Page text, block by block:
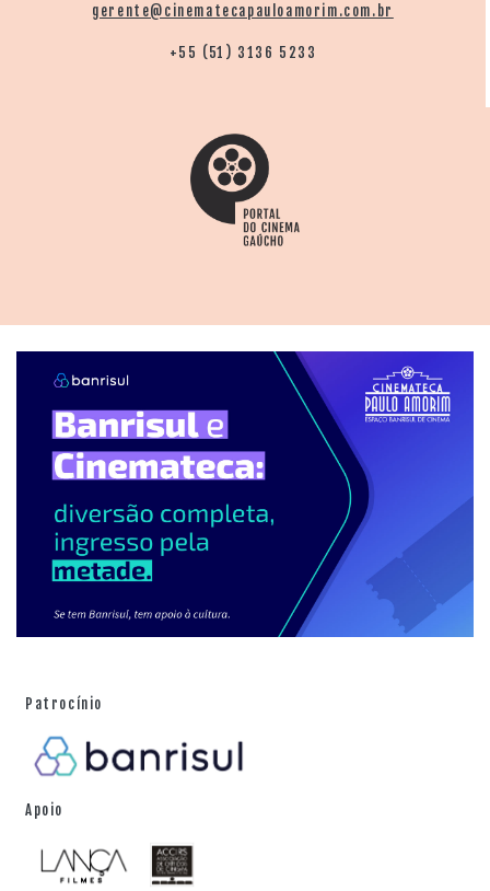
gerente@cinematecapauloamorim.com.br
+55 (51) 3136 5233
Patrocínio
Apoio